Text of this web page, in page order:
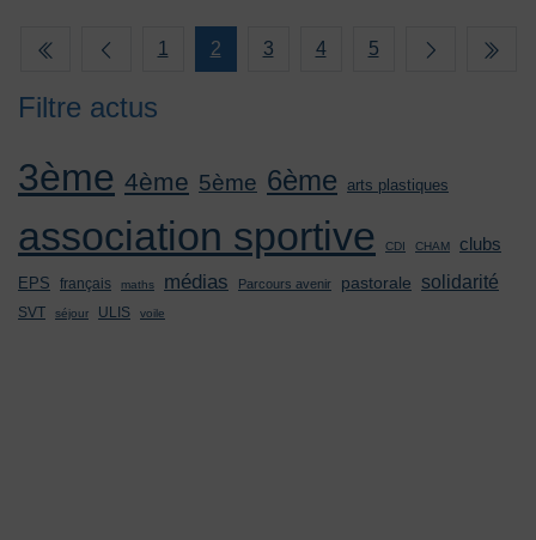
1 2 3 4 5
Filtre actus
3ème 4ème 5ème 6ème arts plastiques
association sportive CDI CHAM clubs
EPS français maths médias Parcours avenir pastorale solidarité
SVT séjour ULIS voile